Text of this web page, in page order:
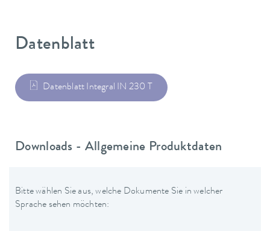
Datenblatt
Datenblatt Integral IN 230 T
Downloads - Allgemeine Produktdaten
Bitte wählen Sie aus, welche Dokumente Sie in welcher
Sprache sehen möchten: